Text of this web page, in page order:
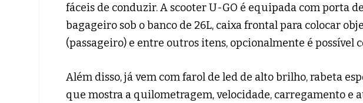
fáceis de conduzir. A scooter U-GO é equipada com porta
bagageiro sob o banco de 26L, caixa frontal para colocar
(passageiro) e entre outros itens, opcionalmente é
Além disso, já vem com farol de led de alto brilho, rabeta
que mostra a quilometragem, velocidade, carregamento e